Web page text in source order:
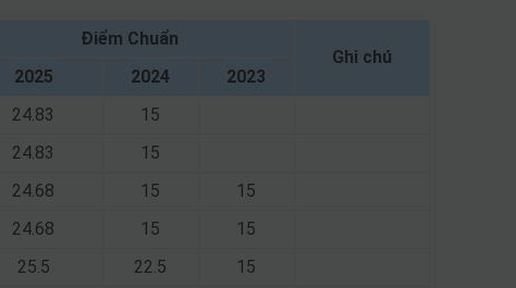
Điểm Chuẩn
Ghi chú
2025
2024 2023
24.83
15
24.83 15
24.68 15
15
24.68 15 15
25.5 22.5
15